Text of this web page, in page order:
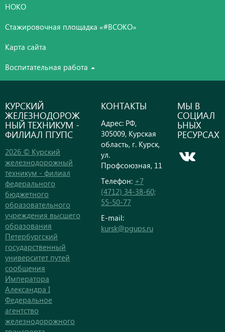
НОКО
Стажировочная площадка «#ВСОКО»
Карта сайта
Воспитательная работа
КУРСКИЙ
ЖЕЛЕЗНОДОРОЖ
НЫЙ ТЕХНИКУМ -
ФИЛИАЛ ПГУПС
2026 © Курский
железнодорожный
техникум - филиал
федерального
бюджетного
образовательного
учреждения высшего
образования
Петербургский
государственный
университет путей
сообщения
Императора
Александра I
Федеральное
агентство
железнодорожного
КОНТАКТЫ
Адрес: РФ,
305009, Курская
область, г. Курск,
ул.
Профсоюзная, 11
Телефон: +7
(4712) 34-38-60;
55-50-77
E-mail:
kursk@pgups.ru
МЫ В
СОЦИАЛ
ЬНЫХ
РЕСУРСАХ